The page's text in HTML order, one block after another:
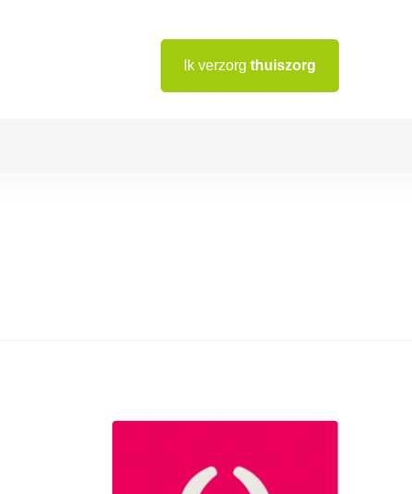
Ik verzorg thuiszorg